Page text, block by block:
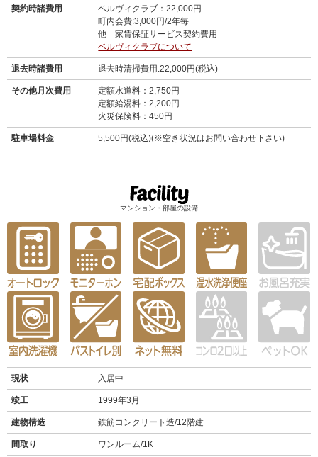
契約時諸費用
ベルヴィクラブ：22,000円
町内会費:3,000円/2年毎
他 家賃保証サービス契約費用
ベルヴィクラブについて
退去時諸費用 退去時清掃費用:22,000円(税込)
その他月次費用
定額水道料：2,750円
定額給湯料：2,200円
火災保険料：450円
駐車場料金 5,500円(税込)(※空き状況はお問い合わせ下さい)
マンション・部屋の設備
現状 入居中
竣工 1999年3月
建物構造 鉄筋コンクリート造/12階建
間取り ワンルーム/1K